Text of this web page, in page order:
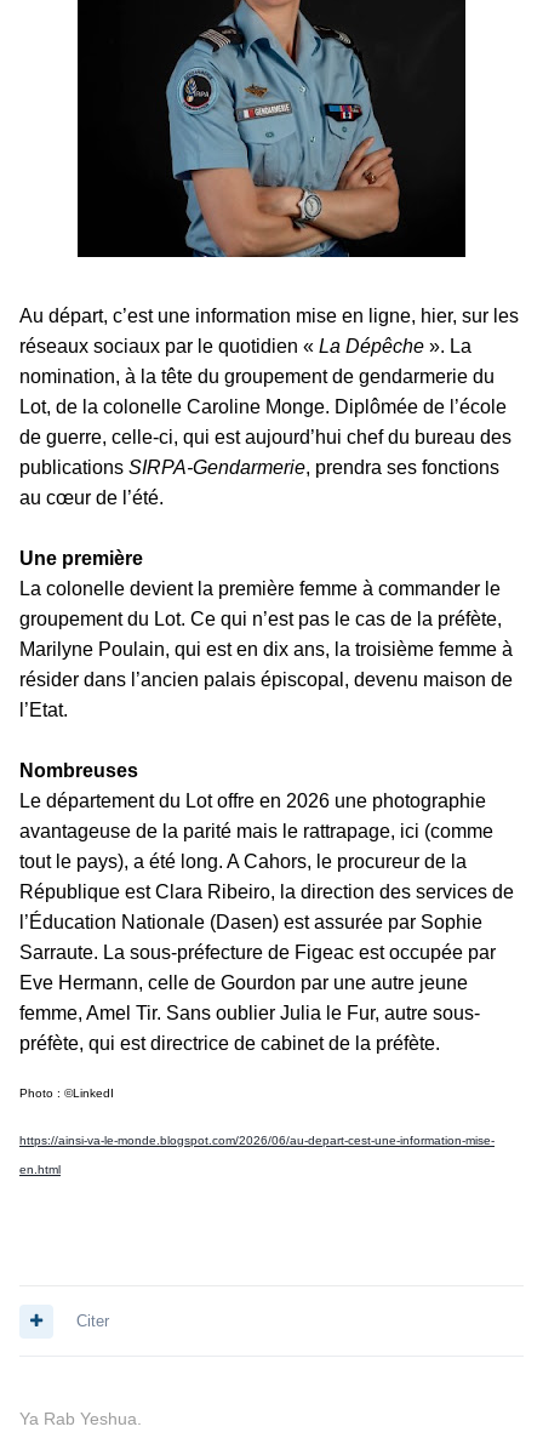
Au départ, c’est une information mise en ligne, hier, sur les
réseaux sociaux par le quotidien « La Dépêche ». La
nomination, à la tête du groupement de gendarmerie du
Lot, de la colonelle Caroline Monge. Diplômée de l’école
de guerre, celle-ci, qui est aujourd’hui chef du bureau des
publications SIRPA-Gendarmerie, prendra ses fonctions
au cœur de l’été.
Une première
La colonelle devient la première femme à commander le
groupement du Lot. Ce qui n’est pas le cas de la préfète,
Marilyne Poulain, qui est en dix ans, la troisième femme à
résider dans l’ancien palais épiscopal, devenu maison de
l’Etat.
Nombreuses
Le département du Lot offre en 2026 une photographie
avantageuse de la parité mais le rattrapage, ici (comme
tout le pays), a été long. A Cahors, le procureur de la
République est Clara Ribeiro, la direction des services de
l’Éducation Nationale (Dasen) est assurée par Sophie
Sarraute. La sous-préfecture de Figeac est occupée par
Eve Hermann, celle de Gourdon par une autre jeune
femme, Amel Tir. Sans oublier Julia le Fur, autre sous-
préfète, qui est directrice de cabinet de la préfète.
Photo : ©LinkedI
https://ainsi-va-le-monde.blogspot.com/2026/06/au-depart-cest-une-information-mise-
en.html
Citer
Ya Rab Yeshua.